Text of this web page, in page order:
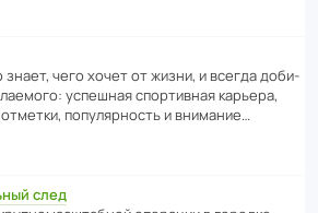
чего хочет от жизни, и всегда доби­
успе­шная спор­ти­вная карьера,
попу­ля­р­ность и внимание…
след